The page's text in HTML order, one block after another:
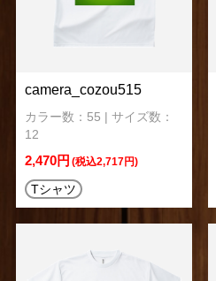
camera_cozou515
カラー数：55 | サイズ数：
12
2,470円 (税込2,717円)
Tシャツ